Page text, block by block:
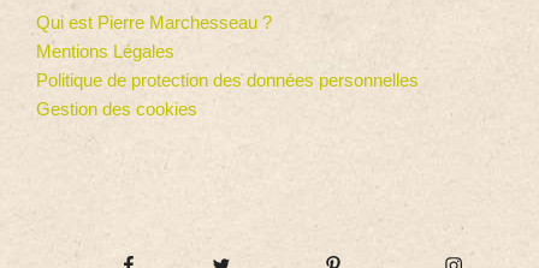
Qui est Pierre Marchesseau ?
Mentions Légales
Politique de protection des données personnelles
Gestion des cookies